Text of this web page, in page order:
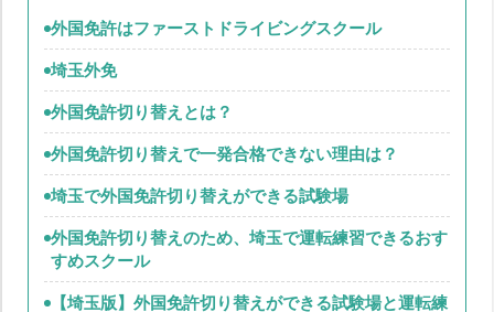
外国免許はファーストドライビングスクール
埼玉外免
外国免許切り替えとは？
外国免許切り替えで一発合格できない理由は？
埼玉で外国免許切り替えができる試験場
外国免許切り替えのため、埼玉で運転練習できるおす
すめスクール
【埼玉版】外国免許切り替えができる試験場と運転練